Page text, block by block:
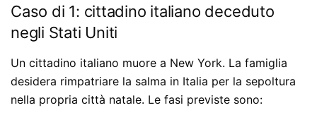
Caso di 1: cittadino italiano deceduto
negli Stati Uniti
Un cittadino italiano muore a New York. La famiglia
desidera rimpatriare la salma in Italia per la sepoltura
nella propria città natale. Le fasi previste sono: